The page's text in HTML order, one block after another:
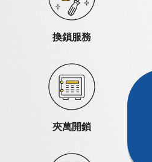
換鎖服務
夾萬開鎖